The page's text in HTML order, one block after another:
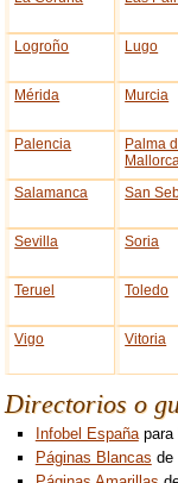
Logroño Lugo
Mérida Murcia
Palencia
Palma
Salamanca San
Sevilla Soria
Teruel Toledo
Vigo Vitoria
Directorios o
Infobel Españapara
Páginas Blancas de